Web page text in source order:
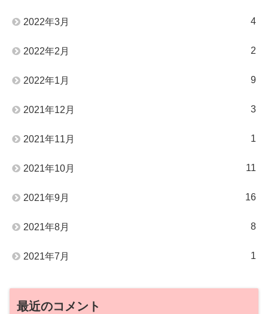
2022年3月 4
2022年2月 2
2022年1月 9
2021年12月 3
2021年11月 1
2021年10月 11
2021年9月 16
2021年8月 8
2021年7月 1
最近のコメント